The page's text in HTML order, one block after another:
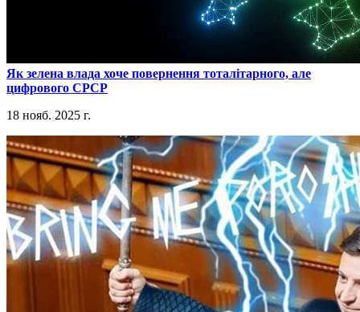
​Як зелена влада хоче повернення тоталітарного, але
цифрового СРСР
18 нояб. 2025 г.